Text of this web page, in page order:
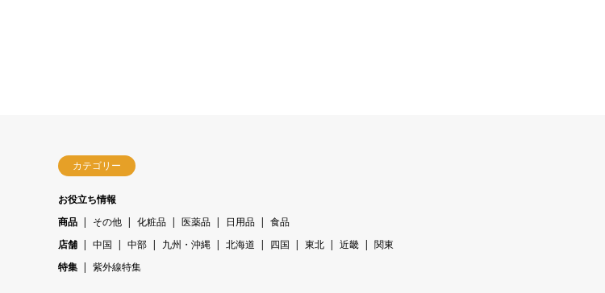
カテゴリー
お役立ち情報
商品
その他 化粧品 医薬品 日用品
食品
店舗
中国 中部 九州・沖縄 北海道 四国 東北 近畿
関東
特集
紫外線特集